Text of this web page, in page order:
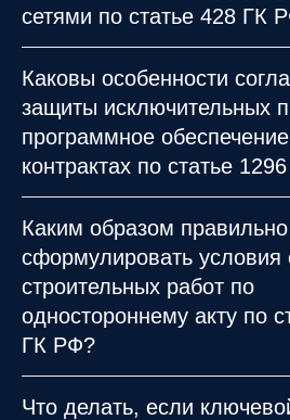
сетями по статье 428 ГК
Каковы особенности
защиты исключительных
программное
контрактах по статье
Каким образом правильно
сформулировать условия
строительных работ по
одностороннему акту по
ГК РФ?
Что делать, если